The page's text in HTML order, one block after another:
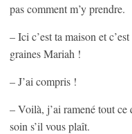
pas comment m’y prendre.
– Ici c’est ta maison et
graines Mariah !
– J’ai compris !
– Voilà, j’ai ramené tout ce
soin s’il vous plaît.